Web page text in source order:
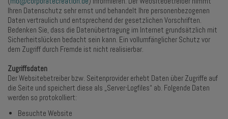
Ihren Datenschutz sehr ernst und behandelt Ihre personenbezogenen
Daten vertraulich und entsprechend der gesetzlichen Vorschriften.
Bedenken Sie, dass die Datenübertragung im Internet grundsätzlich mit
Sicherheitslücken bedacht sein kann. Ein vollumfänglicher Schutz vor
dem Zugriff durch Fremde ist nicht realisierbar.
Zugriffsdaten
Der Websitebetreiber bzw. Seitenprovider erhebt Daten über Zugriffe auf
die Seite und speichert diese als „Server-Logfiles“ ab. Folgende Daten
werden so protokolliert:
Besuchte Website